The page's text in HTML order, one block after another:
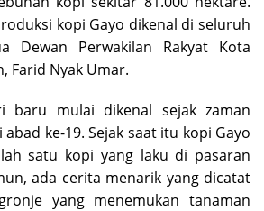
kopi Gayo dikenal di seluruh
Dewan Perwakilan Rakyat Kota
Farid Nyak Umar.
baru mulai dikenal sejak zaman
ke-19. Sejak saat itu kopi Gayo
satu kopi yang laku di pasaran
ada cerita menarik yang dicatat
yang menemukan tanaman